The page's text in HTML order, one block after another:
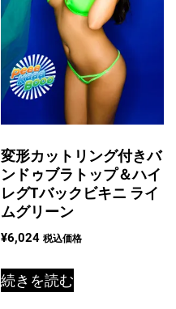
変形カットリング付きバ
ンドゥブラトップ＆ハイ
レグTバックビキニ ライ
ムグリーン
¥6,024 税込価格
続きを読む